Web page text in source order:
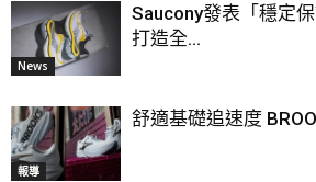
News
Saucony發表「穩定
打造全...
報導
舒適基礎追速度